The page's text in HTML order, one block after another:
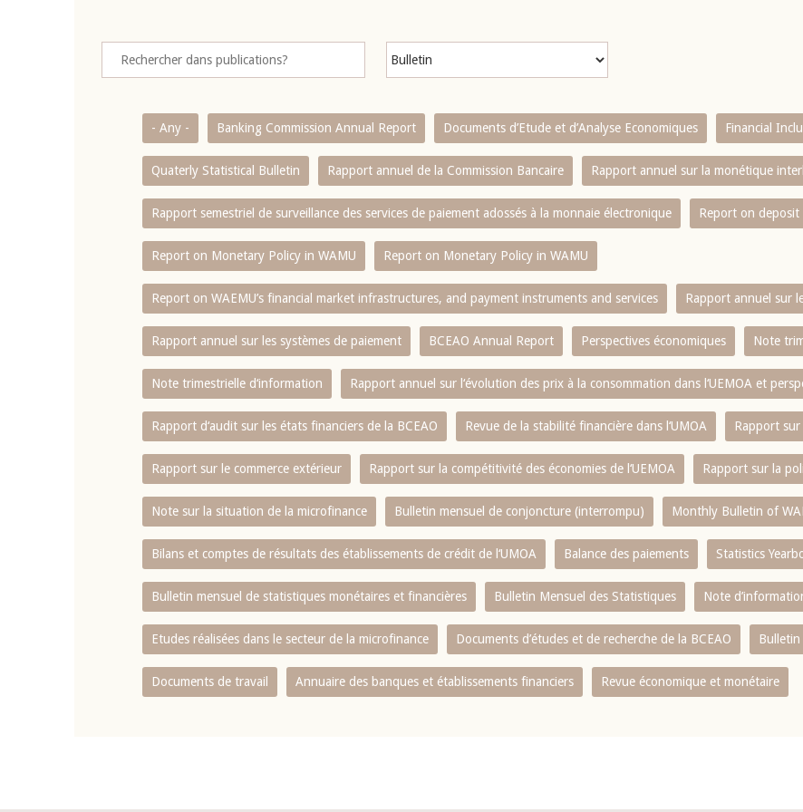
- Any - Banking Commission Annual Report Documents d’Etude et d’Analyse Economiques Financial
Quaterly Statistical Bulletin Rapport annuel de la Commission Bancaire Rapport annuel sur la monétique
Rapport semestriel de surveillance des services de paiement adossés à la monnaie électronique Report on deposit
Report on Monetary Policy in WAMU Report on Monetary Policy in WAMU
Report on WAEMU’s financial market infrastructures, and payment instruments and services Rapport annuel sur
Rapport annuel sur les systèmes de paiement BCEAO Annual Report Perspectives économiques Note
Note trimestrielle d‘information Rapport annuel sur l‘évolution des prix à la consommation dans l‘UEMOA et
Rapport d‘audit sur les états financiers de la BCEAO Revue de la stabilité financière dans l‘UMOA Rapport sur
Rapport sur le commerce extérieur Rapport sur la compétitivité des économies de l‘UEMOA Rapport sur la
Note sur la situation de la microfinance Bulletin mensuel de conjoncture (interrompu) Monthly Bulletin of
Bilans et comptes de résultats des établissements de crédit de l‘UMOA Balance des paiements Statistics
Bulletin mensuel de statistiques monétaires et financières Bulletin Mensuel des Statistiques Note
Etudes réalisées dans le secteur de la microfinance Documents d’études et de recherche de la BCEAO
Documents de travail Annuaire des banques et établissements financiers Revue économique et monétaire